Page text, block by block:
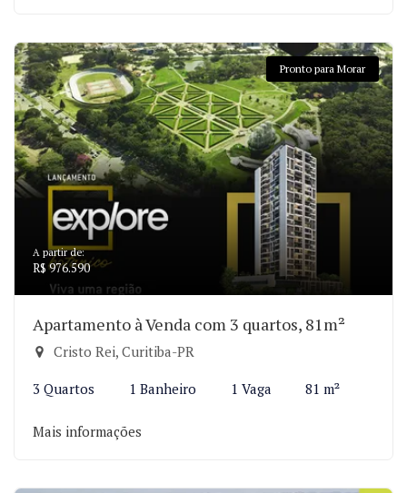
Pronto para Morar
A partir de:
R$ 976.590
Apartamento à Venda com 3 quartos, 81m²
Cristo Rei, Curitiba-PR
3 Quartos 1 Banheiro 1 Vaga 81 m²
Mais informações